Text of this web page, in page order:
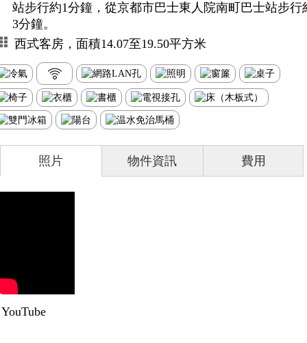
站步行約1分鐘，從京都市巴士東人院南町巴士站步行
3分鐘。
西式客房，面積14.07至19.50平方米
照片 物件資訊 費用